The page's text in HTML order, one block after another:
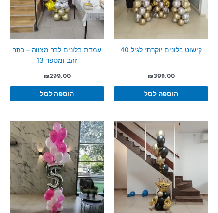
קישוט בלונים יוקרתי לגיל 40
₪399.00
הוספה לסל
עמדת בלונים לבר מצווה – כתר
זהב ומספר 13
₪299.00
הוספה לסל